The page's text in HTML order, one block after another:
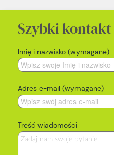
Szybki kontakt
Imię i nazwisko (wymagane)
Adres e-mail (wymagane)
Treść wiadomości